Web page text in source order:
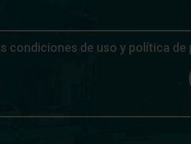
condiciones de uso y política de